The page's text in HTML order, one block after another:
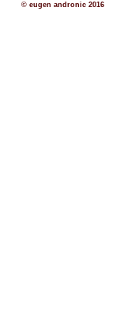
© eugen andronic 2016